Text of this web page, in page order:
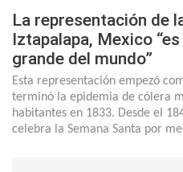
La representación de
Iztapalapa, Mexico
grande del mundo”
Esta representación empezó
terminó la epidemia de cólera
habitantes en 1833. Desde el
celebra la Semana Santa por